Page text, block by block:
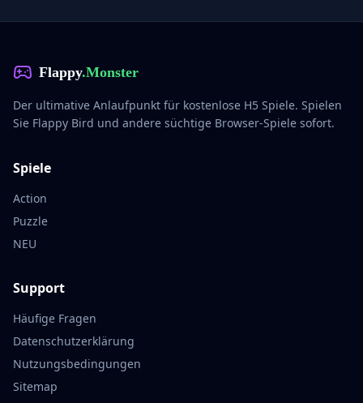
Flappy.Monster
Der ultimative Anlaufpunkt für kostenlose H5 Spiele. Spielen
Sie Flappy Bird und andere süchtige Browser-Spiele sofort.
Spiele
Action
Puzzle
NEU
Support
Häufige Fragen
Datenschutzerklärung
Nutzungsbedingungen
Sitemap